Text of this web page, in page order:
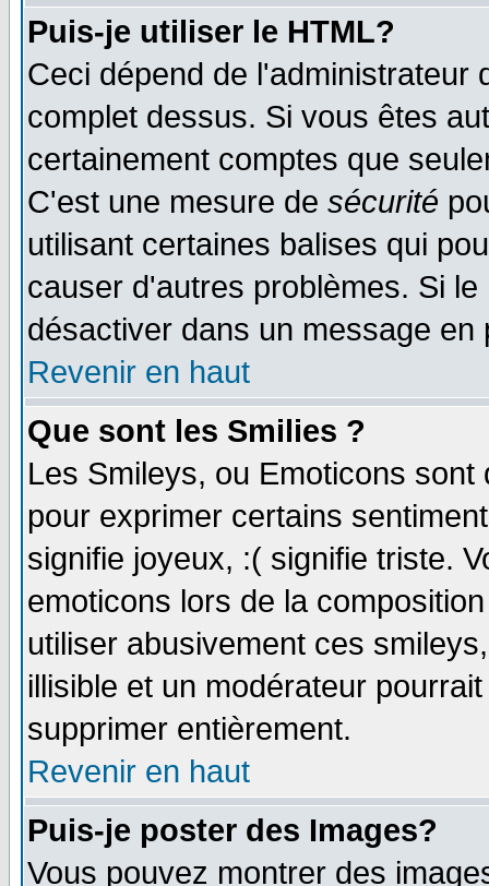
Puis-je utiliser le HTML?
Ceci dépend de l'administrateur
complet dessus. Si vous êtes
certainement comptes que
C'est une mesure de sécurité
utilisant certaines balises qui
causer d'autres problèmes. Si
désactiver dans un message
Revenir en haut
Que sont les Smilies ?
Les Smileys, ou Emoticons
pour exprimer certains
signifie joyeux, :( signifie triste.
emoticons lors de la
utiliser abusivement ces
illisible et un modérateur
supprimer entièrement.
Revenir en haut
Puis-je poster des Images?
Vous pouvez montrer des